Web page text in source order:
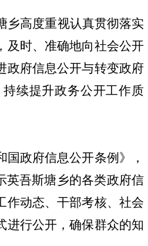
乡高度重视认真贯彻落实
及时、准确地向社会公开
政府信息公开与转变政府
续提升政务公开工作质
政府信息公开条例》，
英吾斯塘乡的各类政府信
作动态、干部考核、社会
进行公开，确保群众的知